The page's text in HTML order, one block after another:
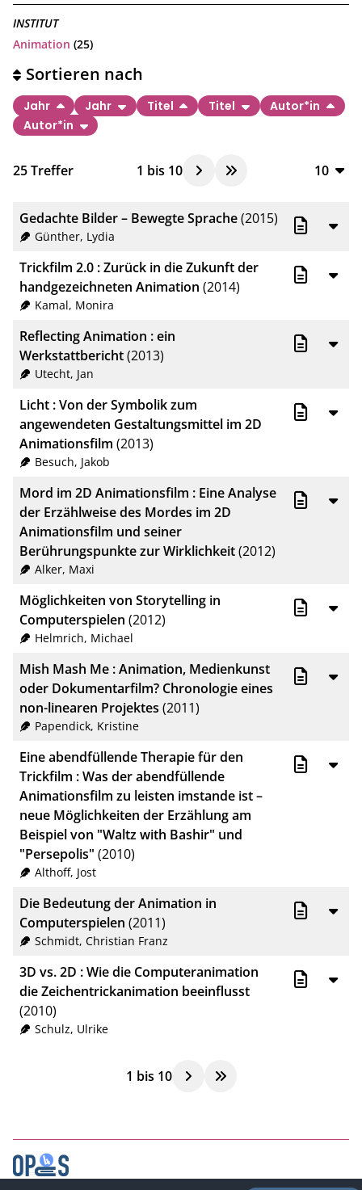
INSTITUT
Animation (25)
25Treffer 1 bis 10
10
20
Sortieren nach
Jahr Jahr Titel Titel
Autor*in
Autor*in
Gedachte Bilder – Bewegte Sprache(2015)
Günther, Lydia
Trickfilm 2.0 : Zurück in die Zukunft der
handgezeichneten Animation (2014)
Kamal, Monira
Reflecting Animation : ein
Werkstattbericht(2013)
Utecht, Jan
Licht : Von der Symbolik zum
angewendeten Gestaltungsmittel im 2D
Animationsfilm (2013)
Besuch, Jakob
Mord im 2D Animationsfilm : Eine Analyse
der Erzählweise des Mordes im 2D
Animationsfilm und seiner
Berührungspunkte zur Wirklichkeit(2012)
Alker, Maxi
Möglichkeiten von Storytelling in
Computerspielen (2012)
Helmrich, Michael
Mish Mash Me : Animation, Medienkunst
oder Dokumentarfilm? Chronologie eines
non-linearen Projektes (2011)
Papendick, Kristine
Eine abendfüllende Therapie für den
Trickfilm : Was der abendfüllende
Animationsfilm zu leisten imstande ist –
neue Möglichkeiten der Erzählung am
Beispiel von "Waltz with Bashir" und
"Persepolis" (2010)
Althoff, Jost
Die Bedeutung der Animation in
Computerspielen (2011)
Schmidt, Christian Franz
3D vs. 2D : Wie die Computeranimation
die Zeichentrickanimation beeinflusst
(2010)
Schulz, Ulrike
1 bis 10